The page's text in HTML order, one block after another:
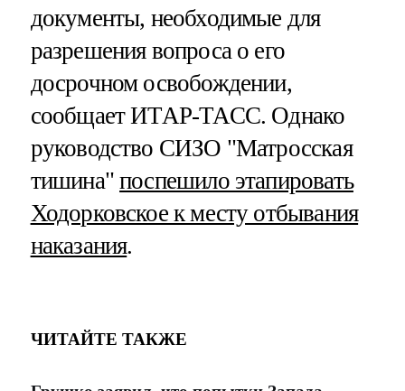
документы, необходимые для
разрешения вопроса о его
досрочном освобождении,
сообщает ИТАР-ТАСС. Однако
руководство СИЗО "Матросская
тишина"поспешило этапировать
Ходорковское к месту отбывания
наказания.
ЧИТАЙТЕ ТАКЖЕ